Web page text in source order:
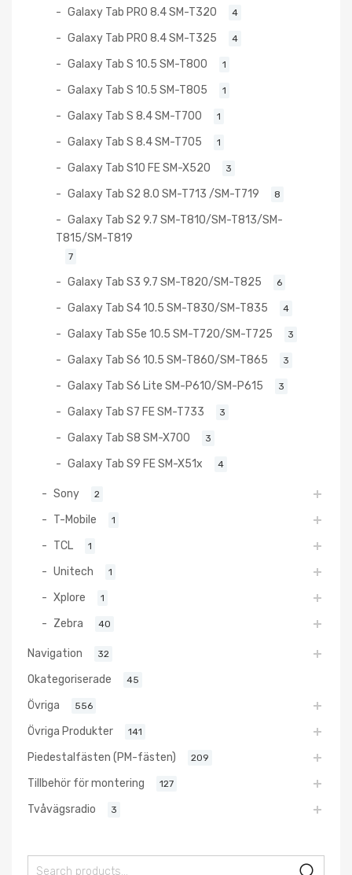
Galaxy Tab PRO 8.4 SM-T320 4
Galaxy Tab PRO 8.4 SM-T325 4
Galaxy Tab S 10.5 SM-T800 1
Galaxy Tab S 10.5 SM-T805 1
Galaxy Tab S 8.4 SM-T700 1
Galaxy Tab S 8.4 SM-T705 1
Galaxy Tab S10 FE SM-X520 3
Galaxy Tab S2 8.0 SM-T713 /SM-T719 8
Galaxy Tab S2 9.7 SM-T810/SM-T813/SM-
T815/SM-T819
7
Galaxy Tab S3 9.7 SM-T820/SM-T825 6
Galaxy Tab S4 10.5 SM-T830/SM-T835 4
Galaxy Tab S5e 10.5 SM-T720/SM-T725 3
Galaxy Tab S6 10.5 SM-T860/SM-T865 3
Galaxy Tab S6 Lite SM-P610/SM-P615 3
Galaxy Tab S7 FE SM-T733 3
Galaxy Tab S8 SM-X700 3
Galaxy Tab S9 FE SM-X51x 4
Sony 2
T-Mobile 1
TCL 1
Unitech 1
Xplore 1
Zebra 40
Navigation 32
Okategoriserade 45
Övriga 556
Övriga Produkter 141
Piedestalfästen (PM-fästen) 209
Tillbehör för montering 127
Tvåvägsradio 3